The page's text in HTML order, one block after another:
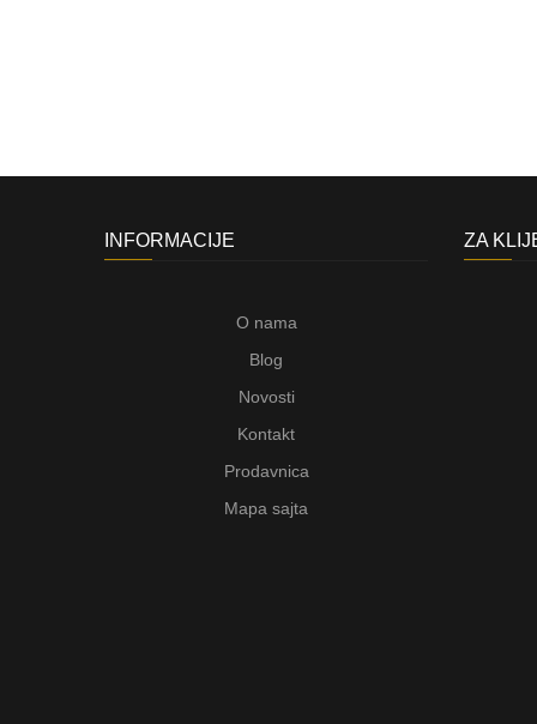
INFORMACIJE
O nama
Blog
Novosti
Kontakt
Prodavnica
Mapa sajta
ZA